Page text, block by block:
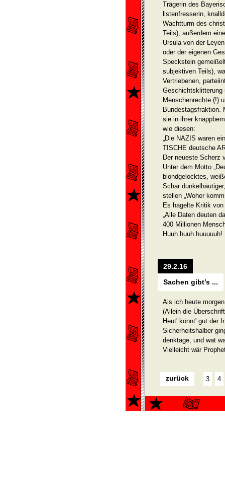
Trä­gerin des
listenfresserin,
Wachtturm des
Teils), außerdem
Ursula von der
oder der eigenen
Speckstein
subjektiven Teils),
Vertriebenen,
Geschichtsklitterung
Menschenrechte (!)
Bundestagsfraktion.
sie in ihrer
wie diesen:
„Die NAZIS waren
TISCHE deutsche
Der neueste Scherz
Unter dem Motto
blondgelocktes,
Schar
stellen „Woher
Es hagelte Kritik
„Alle Daten deuten
400 Millionen
Huuh huuh huuuuuh!
29.2.16
Sachen gibt’s ...
Als ich heute
(Allein die
Heut' könnt' gut der
Sicherheitshalber
denktage, und wat
Vielleicht wär
zurück 3 4